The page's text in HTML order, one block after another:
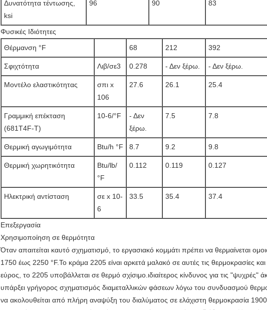
Δυνατότητα τέντωσης,
ksi
96 90 83
Φυσικές Ιδιότητες
Θέρμανση °F
68 212 392
Σφιχτότητα Λιβ/σε3 0.278 - Δεν ξέρω. - Δεν ξέρω.
Μοντέλο ελαστικότητας
σπι x
106
27.6 26.1 25.4
Γραμμική επέκταση
(681T4F-T)
10-6/°F
- Δεν
ξέρω.
7.5 7.8
Θερμική αγωγιμότητα Btu/h °F 8.7 9.2 9.8
Θερμική χωρητικότητα
Btu/lb/
°F
0.112 0.119 0.127
Ηλεκτρική αντίσταση
σε x 10-
6
33.5 35.4 37.4
Επεξεργασία
Χρησιμοποίηση σε θερμότητα
Όταν απαιτείται καυτό σχηματισμό, το εργασιακό κομμάτι πρέπει να θερμαίνεται
1750 έως 2250 °F.Το κράμα 2205 είναι αρκετά μαλακό σε αυτές τις θερμοκρασίες
εύρος, το 2205 υποβάλλεται σε θερμό σχίσιμο.ιδιαίτερος κίνδυνος για τις
υπάρξει γρήγορος σχηματισμός διαμεταλλικών φάσεων λόγω του συνδυασμού
να ακολουθείται από πλήρη αναψύξη του διαλύματος σε ελάχιστη θερμοκρασία